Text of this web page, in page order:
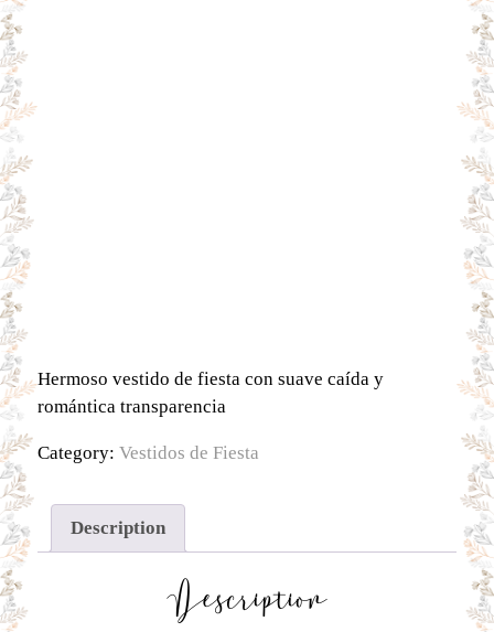
Hermoso vestido de fiesta con suave caída y
romántica transparencia
Category: Vestidos de Fiesta
Description
Description